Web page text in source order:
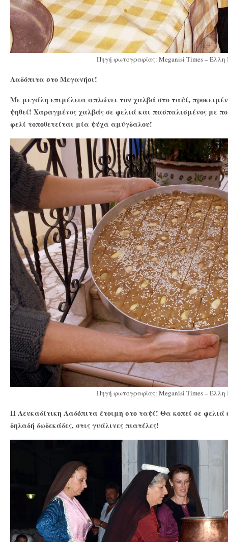
Πηγή φωτογραφίας: Meganisi Times –
Λαδόπιτα στο Μεγανήσι!
Με μεγάλη επιμέλεια απλώνει τον χαλβά στο ταψί,
ψηθεί! Χαραγμένος χαλβάς σε φελιά και πασπαλισμένος με
φελί τοποθετείται μία ψύχα αμύγδαλου!
Πηγή φωτογραφίας: Meganisi Times –
Η Λευκαδίτικη Λαδόπιτα έτοιμη στο ταψί! Θα κοπεί σε φελιά
δηλαδή δωδεκάδες, στις γυάλινες πιατέλες!